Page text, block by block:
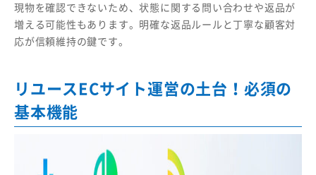
現物を確認できないため、状態に関する問い合わせや返品が
増える可能性もあります。明確な返品ルールと丁寧な顧客対
応が信頼維持の鍵です。
リユースECサイト運営の土台！必須の
基本機能